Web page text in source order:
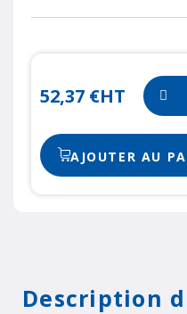
52,37 €HT
AJOUTER AU
Description